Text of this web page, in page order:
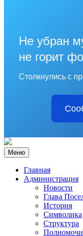
Не убран
не горит
Столкнулись с
Меню
Главная
Администрация
Новости
Глава
История
Символика
Структура